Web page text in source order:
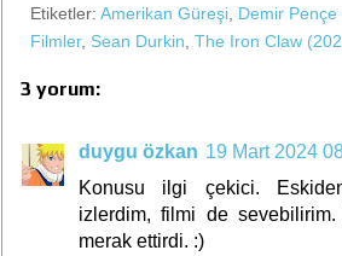
Etiketler: Amerikan Güreşi Demir
Filmler, Sean Durkin The Iron Claw
3 yorum:
duygu özkan 19 Mart 2024
Konusu ilgi çekici.
izlerdim, filmi de sevebilirim.
merak ettirdi. :)